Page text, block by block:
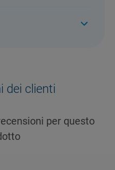
dei clienti
per questo